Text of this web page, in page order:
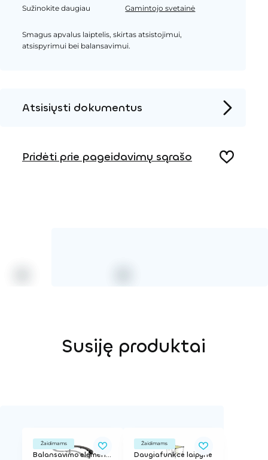
Sužinokite daugiau
Gamintojo svetainė
Smagus apvalus laiptelis, skirtas atsistojimui,
atsispyrimui bei balansavimui.
Atsisiųsti dokumentus
Įrengimo instrukcijos
Pridėti prie pageidavimų sąrašo
Susiję produktai
Žaidimams
Balansavimo elementas
Žaidimams
Daugiafunkcė laipynė